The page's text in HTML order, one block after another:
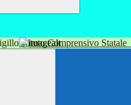
Istituto Comprensivo Statale